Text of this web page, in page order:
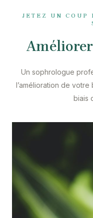
JETEZ UN
Un sophrologue
l’amélioration de
biais